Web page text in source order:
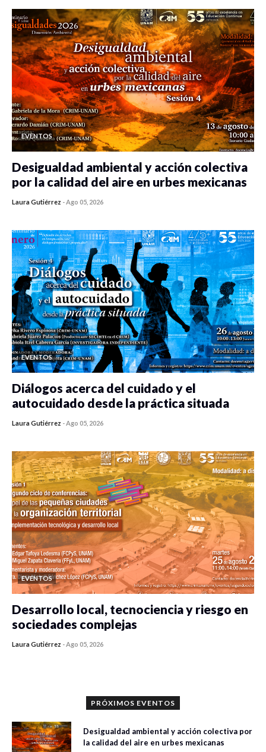
EVENTOS
Desigualdad ambiental y acción colectiva
por la calidad del aire en urbes mexicanas
Laura Gutiérrez -Ago 05, 2026
EVENTOS
Diálogos acerca del cuidado y el
autocuidado desde la práctica situada
Laura Gutiérrez -Ago 05, 2026
EVENTOS
Desarrollo local, tecnociencia y riesgo en
sociedades complejas
Laura Gutiérrez -Ago 05, 2026
PRÓXIMOS EVENTOS
Desigualdad ambiental y acción colectiva por
la calidad del aire en urbes mexicanas